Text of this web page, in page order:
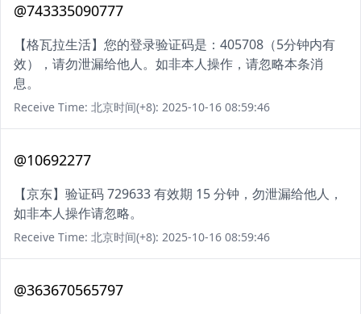
@743335090777
【格瓦拉生活】您的登录验证码是：405708（5分钟内有
效），请勿泄漏给他人。如非本人操作，请忽略本条消
息。
Receive Time: 北京时间(+8): 2025-10-16 08:59:46
@10692277
【京东】验证码 729633 有效期 15 分钟，勿泄漏给他人，
如非本人操作请忽略。
Receive Time: 北京时间(+8): 2025-10-16 08:59:46
@363670565797